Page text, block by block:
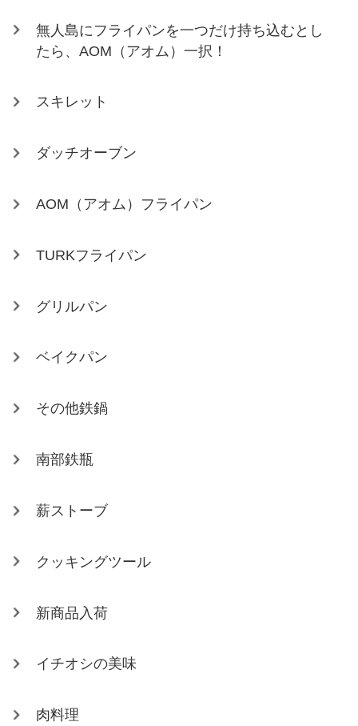
無人島にフライパンを一つだけ持ち込むとし
たら、AOM（アオム）一択！
スキレット
ダッチオーブン
AOM（アオム）フライパン
TURKフライパン
グリルパン
ベイクパン
その他鉄鍋
南部鉄瓶
薪ストーブ
クッキングツール
新商品入荷
イチオシの美味
肉料理